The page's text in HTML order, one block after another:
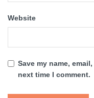
Website
Save my name,
next time I comment.